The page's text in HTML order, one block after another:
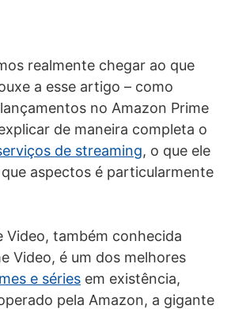
realmente chegar ao que
a esse artigo – como
no Amazon Prime
de maneira completa o
de streaming, o que ele
aspectos é particularmente
Video, também conhecida
Video, é um dos melhores
e séries em existência,
pela Amazon, a gigante